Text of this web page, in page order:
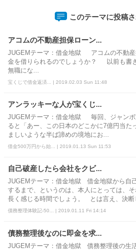
このテーマに投稿
アコムの不動産担保ローン...
JUGEMテーマ：借金地獄 アコムの不動産
金を借りられるのでしょうか？ 以前も書
無職にな...
宝くじで借金返済... | 2019.02.03 Sun 11:48
アンラッキーな人が宝くじ...
JUGEMテーマ：借金地獄 毎回、ジャンボ
ると「あー、この日本のどこかに7億円当た
ましいような半ば諦めの境地にお...
借金500万円から始... | 2019.01.13 Sun 11:53
自己破産したら会社をクビ...
JUGEMテーマ：借金地獄 借金地獄から自
するまで、というのは、本人にとっては、
長く感じる時間でしょう。 とは言え、決断
債務整理体験記-50... | 2019.01.11 Fri 14:14
債務整理後なのに即金を求...
JUGEMテーマ：借金地獄 債務整理後の生